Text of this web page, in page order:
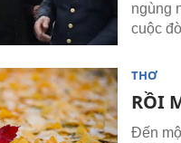
ngùng
cuộc
THƠ
RỒI
Đến